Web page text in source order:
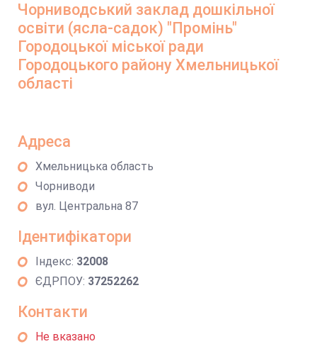
Чорниводський заклад дошкільної
освіти (ясла-садок) "Промінь"
Городоцької міської ради
Городоцького району Хмельницької
області
Адреса
Хмельницька область
Чорниводи
вул. Центральна 87
Ідентифікатори
Індекс: 32008
ЄДРПОУ: 37252262
Контакти
Не вказано